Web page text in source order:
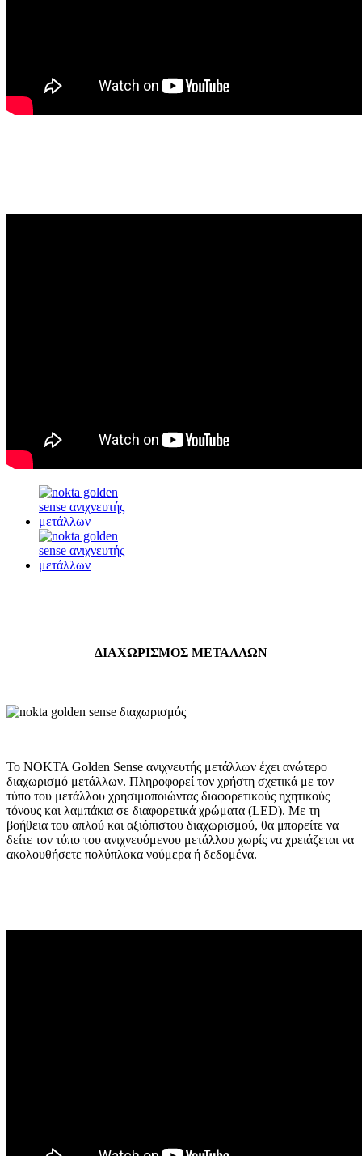
ΔΙΑΧΩΡΙΣΜΟΣ ΜΕΤΑΛΛΩΝ
To NOKTA Golden Sense ανιχνευτής μετάλλων έχει ανώτερο
διαχωρισμό μετάλλων. Πληροφορεί τον χρήστη σχετικά με τον
τύπο του μετάλλου χρησιμοποιώντας διαφορετικούς ηχητικούς
τόνους και λαμπάκια σε διαφορετικά χρώματα (LED). Με τη
βοήθεια του απλού και αξιόπιστου διαχωρισμού, θα μπορείτε να
δείτε τον τύπο του ανιχνευόμενου μετάλλου χωρίς να χρειάζεται να
ακολουθήσετε πολύπλοκα νούμερα ή δεδομένα.